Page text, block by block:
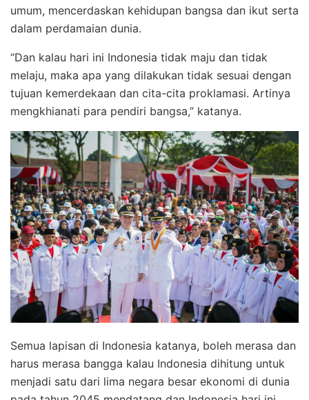
umum, mencerdaskan kehidupan bangsa dan ikut serta
dalam perdamaian dunia.
“Dan kalau hari ini Indonesia tidak maju dan tidak
melaju, maka apa yang dilakukan tidak sesuai dengan
tujuan kemerdekaan dan cita-cita proklamasi. Artinya
mengkhianati para pendiri bangsa,” katanya.
Semua lapisan di Indonesia katanya, boleh merasa dan
harus merasa bangga kalau Indonesia dihitung untuk
menjadi satu dari lima negara besar ekonomi di dunia